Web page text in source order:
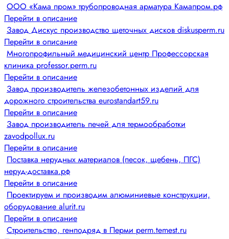
ООО «Кама пром» трубопроводная арматура Камапром.рф
Перейти в описание
Завод Дискус производство щеточных дисков diskusperm.ru
Перейти в описание
Многопрофильный медицинский центр Профессорская
клиника professor.perm.ru
Перейти в описание
Завод производитель железобетонных изделий для
дорожного строительства eurostandart59.ru
Перейти в описание
Завод производитель печей для термообработки
zavodpollux.ru
Перейти в описание
Поставка нерудных материалов (песок, щебень, ПГС)
неруд-доставка.рф
Перейти в описание
Проектируем и производим алюминиевые конструкции,
оборудование alurit.ru
Перейти в описание
Строительство, генподряд в Перми perm.temest.ru